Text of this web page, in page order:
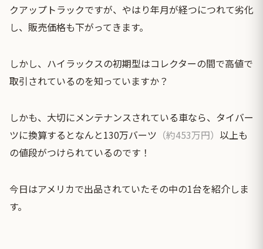
クアップトラックですが、やはり年月が経つにつれて劣化
し、販売価格も下がってきます。
しかし、ハイラックスの初期型はコレクターの間で高値で
取引されているのを知っていますか？
しかも、大切にメンテナンスされている車なら、タイバー
ツに換算するとなんと130万バーツ （約453万円） 以上も
の値段がつけられているのです！
今日はアメリカで出品されていたその中の1台を紹介しま
す。